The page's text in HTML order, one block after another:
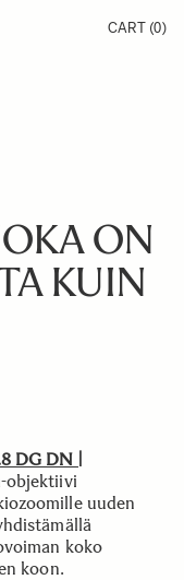
CART (0)
ON
KUIN
DG DN |
objektiivi
uuden
koko
koon.